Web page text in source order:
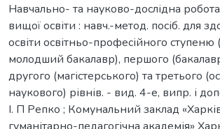
Навчально- та науково-дослідна
вищої освіти : навч.-метод. посіб. для
освіти освітньо-професійного
молодший бакалавр), першого
другого (магістерського) та третього
наукового) рівнів. - вид. 4-е, випр. і
І. П Репко ; Комунальний заклад